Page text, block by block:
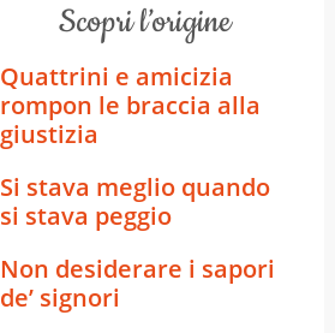
scopri l’origine
Quattrini e amicizia
rompon le braccia alla
giustizia
Si stava meglio quando
si stava peggio
Non desiderare i sapori
de’ signori